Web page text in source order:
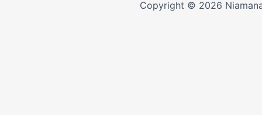
Copyright © 2026